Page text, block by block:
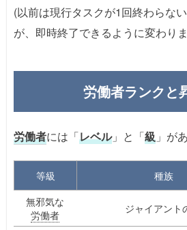
(以前は現行タスクが1回終わらな
が、即時終了できるように変わり
労働者ランクと
労働者には「レベル」と「級 」が
等級 種族
無邪気な
労働者
ジャイアント